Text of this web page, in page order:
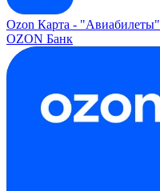
Ozon Карта - "Авиабилеты"
OZON Банк